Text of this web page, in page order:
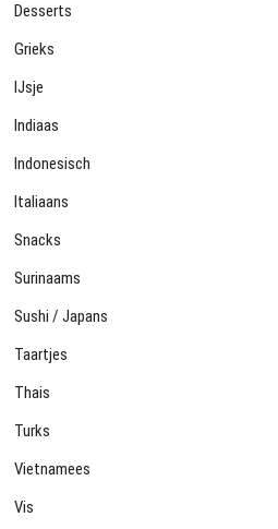
Desserts
Grieks
IJsje
Indiaas
Indonesisch
Italiaans
Snacks
Surinaams
Sushi / Japans
Taartjes
Thais
Turks
Vietnamees
Vis